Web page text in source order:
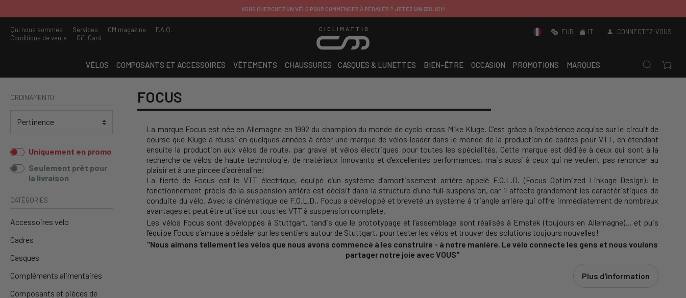
VOUS CHERCHEZ UN VÉLO POUR COMMENCER À PÉDALER ? JETEZ UN ŒIL ICI !
Qui nous sommes Services CM magazine
F.A.Q.
Conditions de vente
Gift Card
CICLIMATTIO EUR IT CONNECTEZ-VOUS
VÉLOS COMPOSANTS ET ACCESSOIRES VÊTEMENTS CHAUSSURES CASQUES & LUNETTES BIEN-ÊTRE OCCASION PROMOTIONS MARQUES
ORDINAMENTO
Uniquement en promo
Seulement prêt pour
la livraison
CATÉGORIES
Accessoires vélo
Cadres
Casques
Compléments alimentaires
Composants et pièces de
FOCUS
La marque Focus est née en Allemagne en 1992 du champion du monde de cyclo-cross Mike Kluge. C’est grâce à l’expérience acquise sur le circuit de
course que Kluge a réussi en quelques années à créer une marque de vélos leader dans le monde de la production de cadres pour VTT, en étendant
ensuite la production aux vélos de route, par gravel et vélos électriques pour toutes les spécialités. Cette marque est dédiée à ceux qui sont à la
recherche de vélos de haute technologie, de matériaux innovants et d’excellentes performances, mais aussi à ceux qui ne veulent pas renoncer au
plaisir et à une pincée d’adrénaline!
La fierté de Focus est le VTT électrique, équipé d’un système d’amortissement arrière appelé F.O.L.D. (Focus Optimized Linkage Design): le
fonctionnement précis de la suspension arrière est décisif dans la structure d’une full-suspension, car il affecte grandement les caractéristiques de
conduite du vélo. Avec la cinématique de F.O.L.D., Focus a développé et breveté un système à triangle arrière qui offre immédiatement de nombreux
avantages et peut être utilisé sur tous les VTT à suspension complète.
Les vélos Focus sont développés à Stuttgart, tandis que le prototypage et l’assemblage sont réalisés à Emstek (toujours en Allemagne)... et puis
l’équipe Focus s’amuse à pédaler sur les sentiers autour de Stuttgart, pour tester les vélos et trouver des solutions toujours nouvelles!
"Nous aimons tellement les vélos que nous avons commencé à les construire - à notre manière. Le vélo connecte les gens et nous voulons
partager notre joie avec VOUS"
Plus d'information